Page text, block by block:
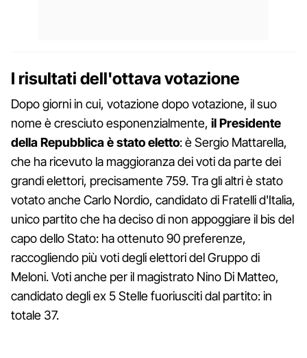
I risultati dell'ottava votazione
Dopo giorni in cui, votazione dopo votazione, il suo
nome è cresciuto esponenzialmente, il Presidente
della Repubblica è stato eletto: è Sergio Mattarella,
che ha ricevuto la maggioranza dei voti da parte dei
grandi elettori, precisamente 759. Tra gli altri è stato
votato anche Carlo Nordio, candidato di Fratelli d'Italia,
unico partito che ha deciso di non appoggiare il bis del
capo dello Stato: ha ottenuto 90 preferenze,
raccogliendo più voti degli elettori del Gruppo di
Meloni. Voti anche per il magistrato Nino Di Matteo,
candidato degli ex 5 Stelle fuoriusciti dal partito: in
totale 37.